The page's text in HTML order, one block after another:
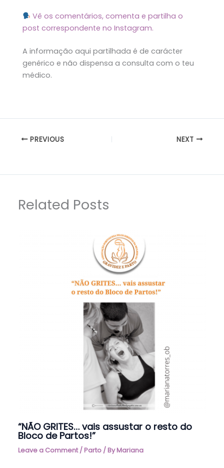
Vê os comentários, comenta e partilha o
post correspondente no Instagram.
A informação aqui partilhada é de carácter
genérico e não dispensa a consulta com o teu
médico.
PREVIOUS NEXT
Related Posts
“NÃO GRITES… vais assustar o resto do
Bloco de Partos!”
Leave a Comment /Parto / ByMariana